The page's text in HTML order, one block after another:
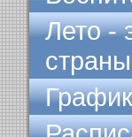
Лето -